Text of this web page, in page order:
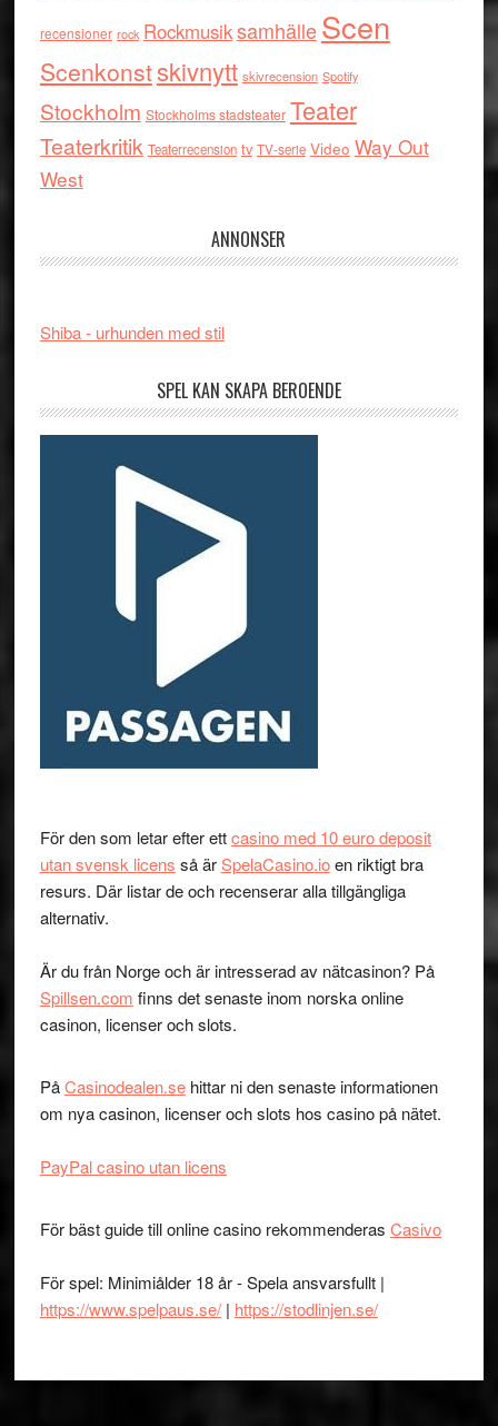
recensioner rock RockmusiksamhälleScen
Scenkonstskivnytt skivrecension Spotify
Stockholm Stockholms stadsteater Teater
Teaterkritik Teaterrecension tv TV-serie Video Way Out
West
ANNONSER
Shiba - urhunden med stil
SPEL KAN SKAPA BEROENDE
För den som letar efter ettcasino med 10 euro deposit
utan svensk licens så ärSpelaCasino.ioen riktigt bra
resurs. Där listar de och recenserar alla tillgängliga
alternativ.
Är du från Norge och är intresserad av nätcasinon? På
Spillsen.com finns det senaste inom norska online
casinon, licenser och slots.
PåCasinodealen.sehittar ni den senaste informationen
om nya casinon, licenser och slots hos casino på nätet.
PayPal casino utan licens
För bäst guide till online casino rekommenderas Casivo
För spel: Minimiålder 18 år - Spela ansvarsfullt |
https://www.spelpaus.se/| https://stodlinjen.se/